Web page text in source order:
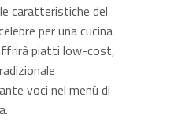
caratteristiche del
per una cucina
piatti low-cost,
voci nel menù di